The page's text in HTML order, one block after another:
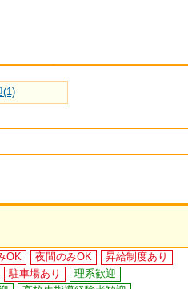
(1)
OK 夜間のみOK
昇給制度あり
駐車場あり
理系歓迎